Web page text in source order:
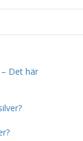
Det här